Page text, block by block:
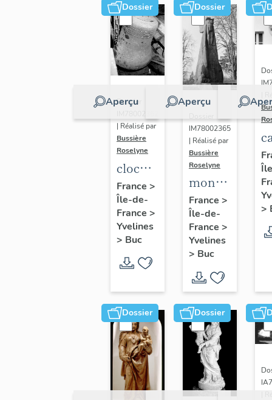
Dossier
Aperçu
Dossier
| Réalisé par
Bussière
Roselyne
cloche
dite
Louise
Auguste
Adélaïde
France >
Île-de-
France >
Yvelines
> Buc
Dossier
Aperçu
IM78002365
| Réalisé par
Bussière
Roselyne
monument
funéraire
de
Jean
Casale
France >
Île-de-
France >
Yvelines
> Buc
>
Dossier Dossier